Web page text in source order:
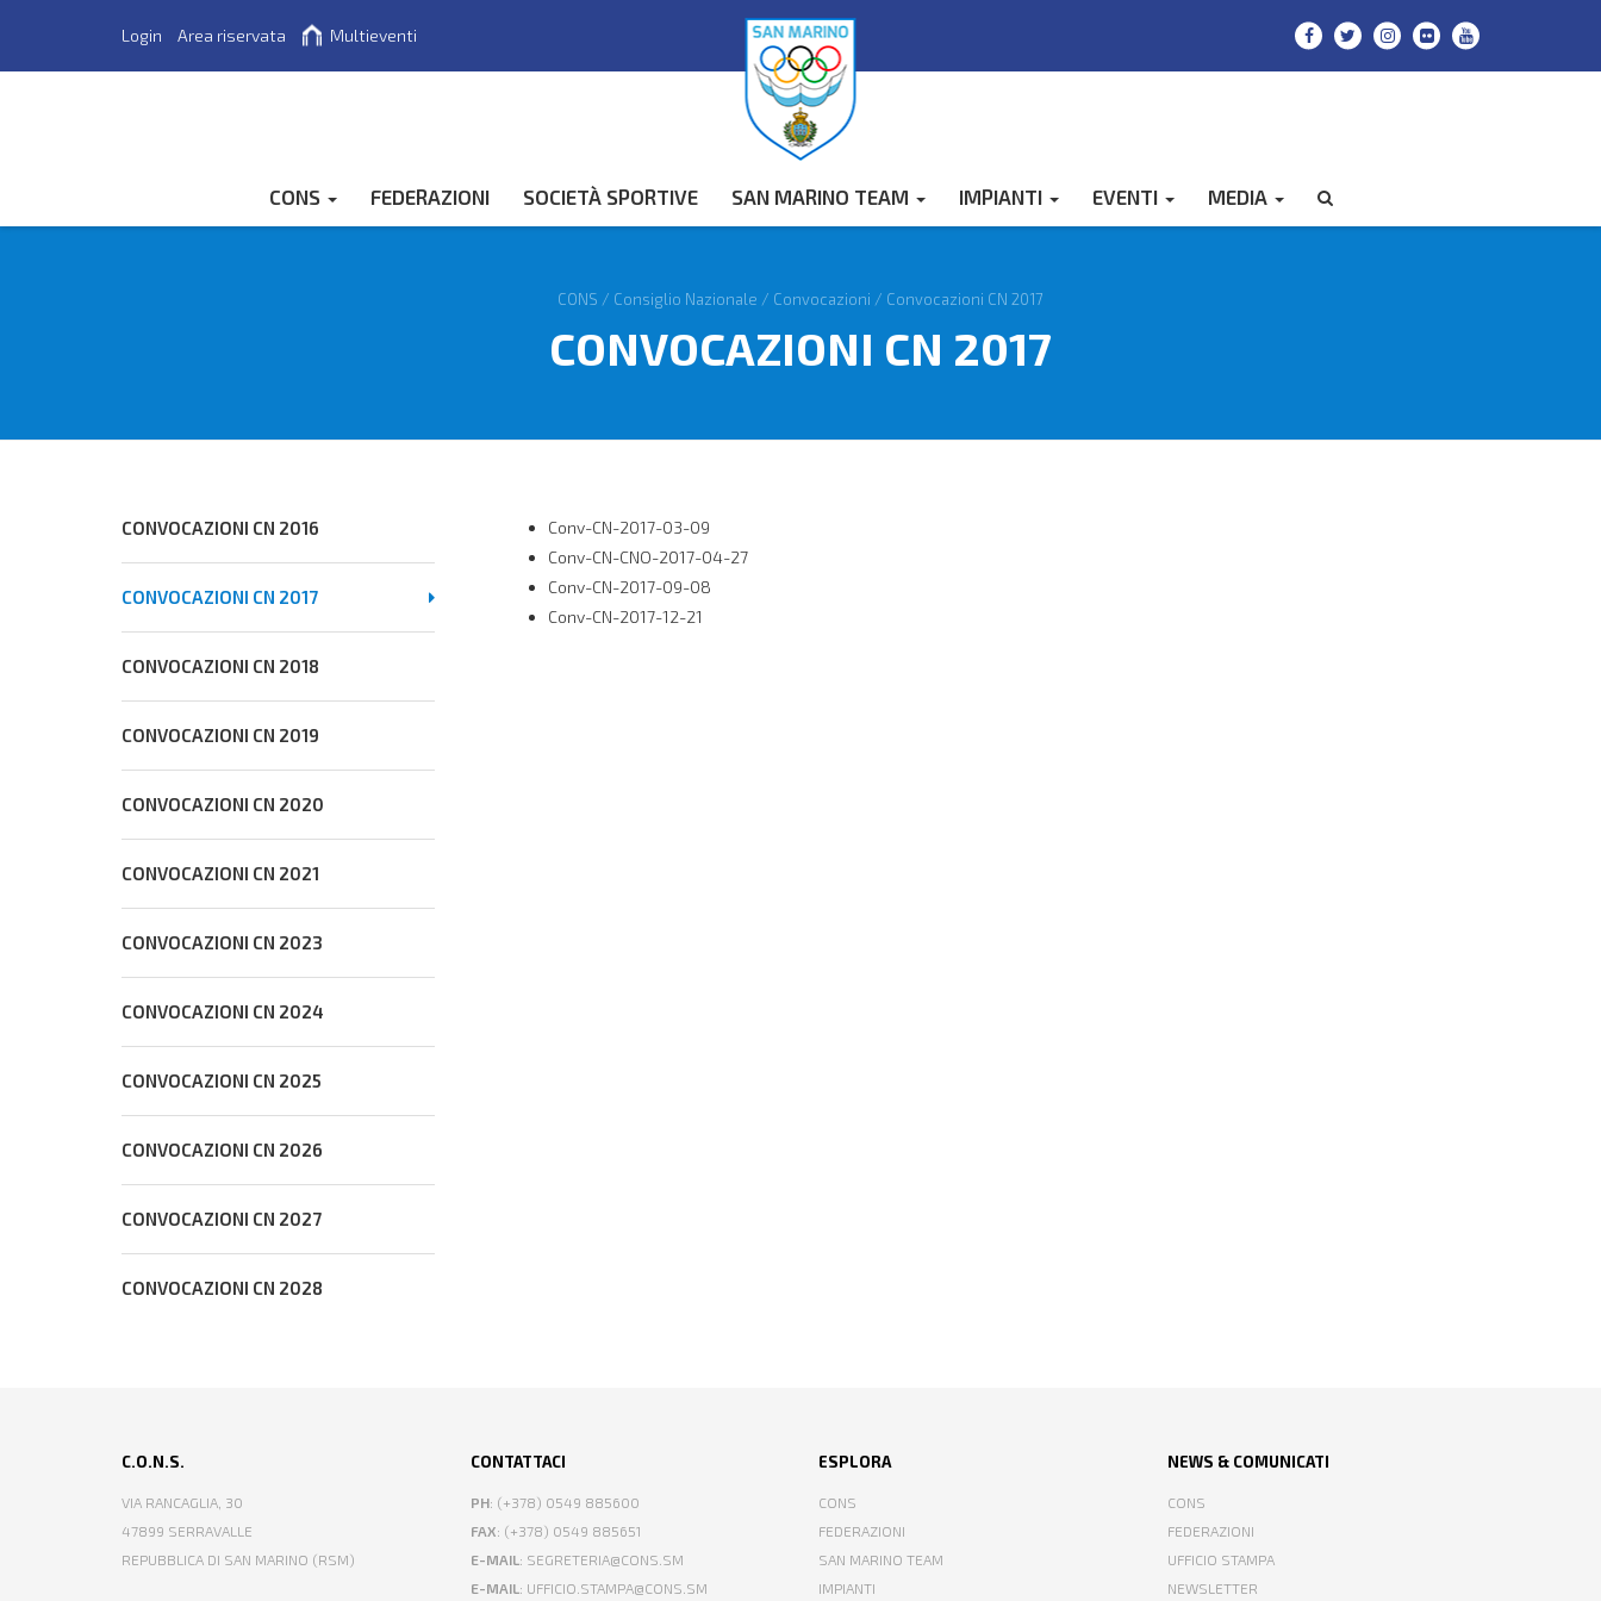
Login Area riservata Multieventi
CONS FEDERAZIONI SOCIETÀ SPORTIVE SAN MARINO TEAM IMPIANTI EVENTI MEDIA
CONS / Consiglio Nazionale / Convocazioni / Convocazioni CN 2017
CONVOCAZIONI CN 2017
Conv-CN-2017-03-09
Conv-CN-CNO-2017-04-27
Conv-CN-2017-09-08
Conv-CN-2017-12-21
CONVOCAZIONI CN 2016
CONVOCAZIONI CN 2017
CONVOCAZIONI CN 2018
CONVOCAZIONI CN 2019
CONVOCAZIONI CN 2020
CONVOCAZIONI CN 2021
CONVOCAZIONI CN 2023
CONVOCAZIONI CN 2024
CONVOCAZIONI CN 2025
CONVOCAZIONI CN 2026
CONVOCAZIONI CN 2027
CONVOCAZIONI CN 2028
C.O.N.S.
VIA RANCAGLIA, 30
47899 SERRAVALLE
REPUBBLICA DI SAN MARINO (RSM)
CONTATTACI
PH: (+378) 0549 885600
FAX: (+378) 0549 885651
E-MAIL: SEGRETERIA@CONS.SM
E-MAIL: UFFICIO.STAMPA@CONS.SM
ESPLORA
CONS
FEDERAZIONI
SAN MARINO TEAM
IMPIANTI
NEWS & COMUNICATI
CONS
FEDERAZIONI
UFFICIO STAMPA
NEWSLETTER